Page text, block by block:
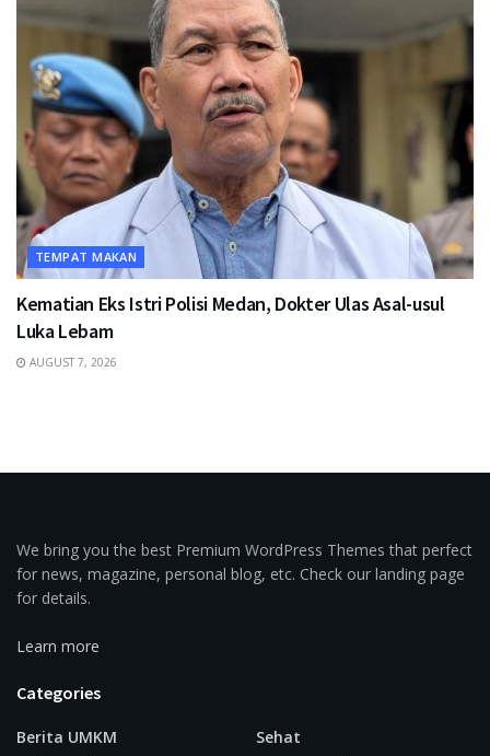
TEMPAT MAKAN
Kematian Eks Istri Polisi Medan, Dokter Ulas Asal-usul
Luka Lebam
AUGUST 7, 2026
We bring you the best Premium WordPress Themes that perfect
for news, magazine, personal blog, etc. Check our landing page
for details.
Learn more
Categories
Berita UMKM
Sehat